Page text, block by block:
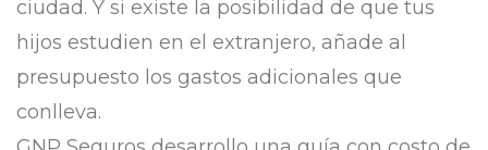
ciudad. Y si existe la posibilidad de que tus
hijos estudien en el extranjero, añade al
presupuesto los gastos adicionales que
conlleva.